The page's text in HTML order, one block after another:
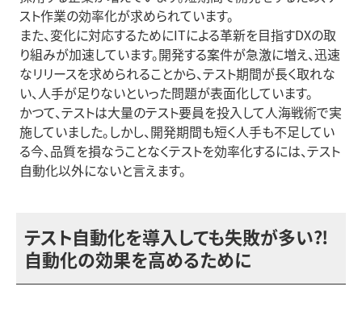
スト作業の効率化が求められています。
また、変化に対応するためにITによる革新を目指すDXの取
り組みが加速しています。開発する案件が急激に増え、迅速
なリリースを求められることから、テスト期間が長く取れな
い、人手が足りないといった問題が表面化しています。
かつて、テストは大量のテスト要員を投入して人海戦術で実
施していました。しかし、開発期間も短く人手も不足してい
る今、品質を損なうことなくテストを効率化するには、テスト
自動化以外にないと言えます。
テスト自動化を導入しても失敗が多い⁈
自動化の効果を高めるために